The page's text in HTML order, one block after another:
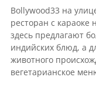
Bollywood33 на
ресторан с караоке
здесь предлагают
индийских блюд, а
животного
вегетарианское